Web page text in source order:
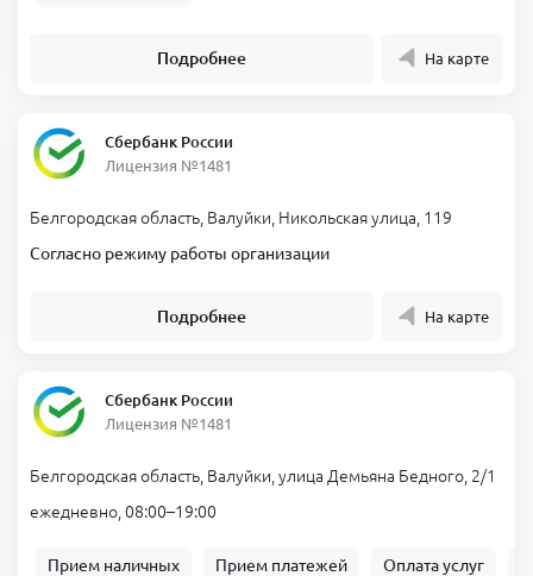
Подробнее На карте
Сбербанк России
Лицензия №1481
Белгородская область, Валуйки, Никольская улица, 119
Согласно режиму работы организации
Подробнее На карте
Сбербанк России
Лицензия №1481
Белгородская область, Валуйки, улица Демьяна Бедного, 2/1
ежедневно, 08:00–19:00
Прием наличных Прием платежей Оплата услуг